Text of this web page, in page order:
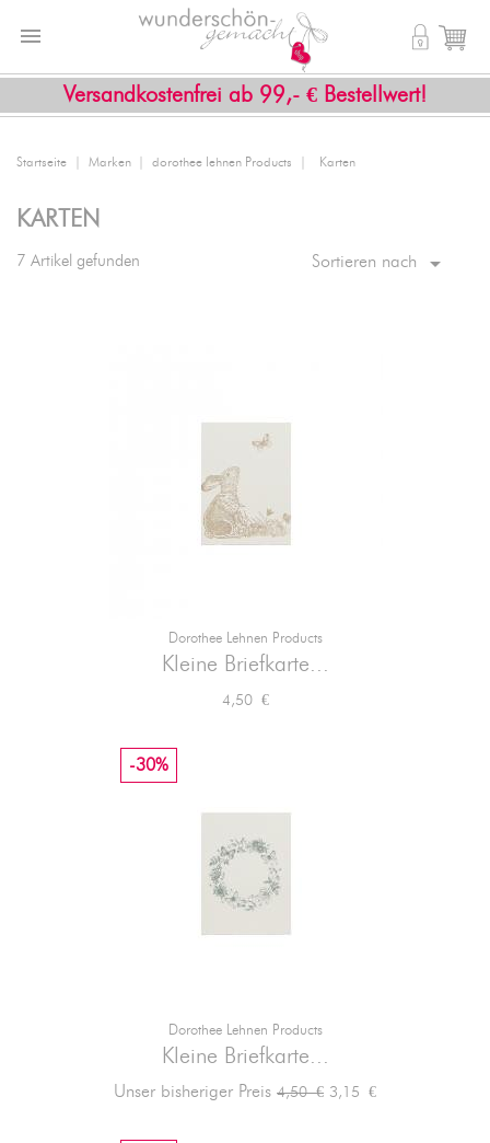
Versandkostenfrei ab 99,- € Bestellwert!
 shopping_cart

Startseite Marken dorothee lehnen Products Karten
KARTEN
7 Artikel gefunden Sortieren nach 
Dorothee Lehnen Products
Kleine Briefkarte...
Preis
4,50 €
Dorothee Lehnen Products
Kleine Briefkarte...
Unser bisheriger Preis Verkaufspreis
4,50 €
-30%
Preis
3,15 €